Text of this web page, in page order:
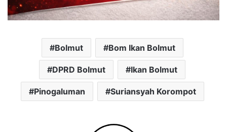
Bolmut Bom Ikan Bolmut
DPRD Bolmut Ikan Bolmut
Pinogaluman Suriansyah Korompot